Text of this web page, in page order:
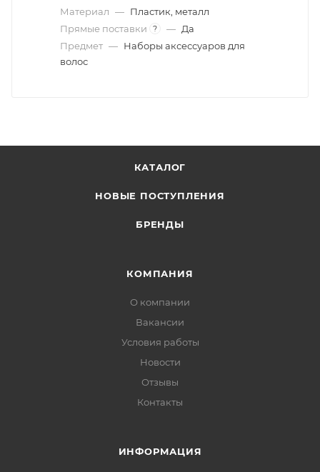
Материал — Пластик, металл
Прямые поставки
? — Да
Предмет — Наборы аксессуаров для
волос
КАТАЛОГ
НОВЫЕ ПОСТУПЛЕНИЯ
БРЕНДЫ
КОМПАНИЯ
О компании
Вакансии
Условия работы
Новости
Отзывы
Контакты
ИНФОРМАЦИЯ